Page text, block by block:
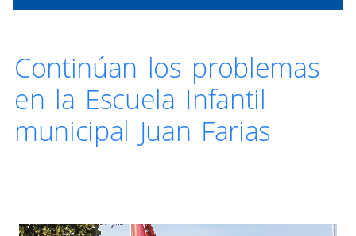
Continúan los problemas
en la Escuela Infantil
municipal Juan Farias